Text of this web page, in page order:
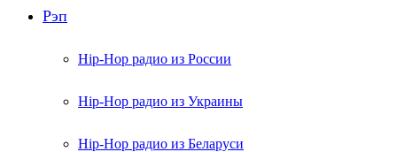
Рэп
Hip-Hop радио из России
Hip-Hop радио из Украины
Hip-Hop радио из Беларуси